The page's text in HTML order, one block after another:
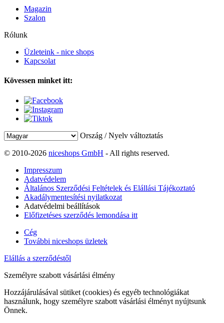
Magazin
Szalon
Rólunk
Üzleteink - nice shops
Kapcsolat
Kövessen minket itt:
Ország / Nyelv változtatás
© 2010-2026 niceshops GmbH - All rights reserved.
Impresszum
Adatvédelem
Általános Szerződési Feltételek és Elállási Tájékoztató
Akadálymentesítési nyilatkozat
Adatvédelmi beállítások
Előfizetéses szerződés lemondása itt
Cég
További niceshops üzletek
Elállás a szerződéstől
Személyre szabott vásárlási élmény
Hozzájárulásával sütiket (cookies) és egyéb technológiákat
használunk, hogy személyre szabott vásárlási élményt nyújtsunk
Önnek.